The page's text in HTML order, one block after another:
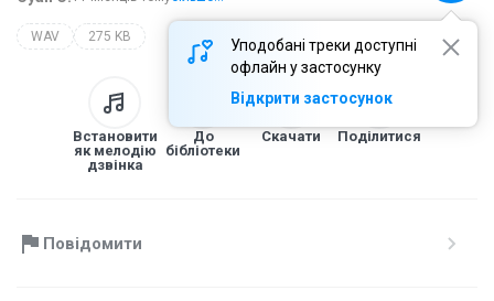
Уподобані треки доступні
офлайн у застосунку
Відкрити застосунок
WAV 275 KB
Встановити
як мелодію
дзвінка
До
бібліотеки
Скачати Поділитися
Повідомити